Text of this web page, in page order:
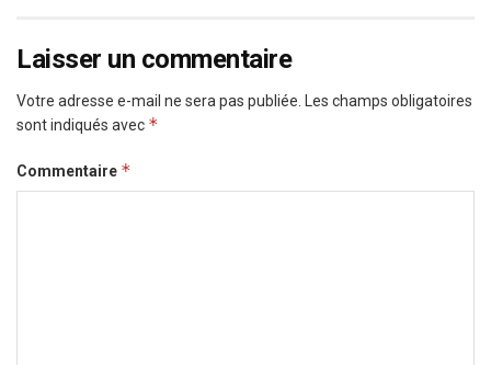
Laisser un commentaire
Votre adresse e-mail ne sera pas publiée. Les champs obligatoires
sont indiqués avec *
Commentaire *